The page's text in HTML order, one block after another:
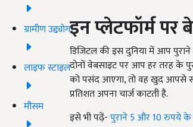
ग्रामीण उद्द्योग
लाइफ स्टाइल
मौसम
इन प्लेटफॉर्म
डिजिटल की इस दुनिया में आप
दोनों वेबसाइट पर आप हर तरह के
को पसंद आएगा,तो वह खुद आपसे
प्रतिशत अपना चार्ज काटती है.
इसे भी पढ़ें-पुराने 5 और 10 रुपये